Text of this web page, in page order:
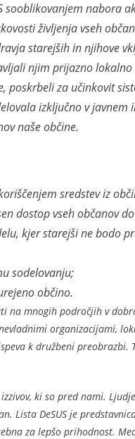
sooblikovanjem nabora
življenja vseh
starejših in njihove
njim prijazno
poskrbeli za učinkovit
izključno v javnem
naše občine.
sredstev iz
dostop vseh občanov
kjer starejši ne bodo
sodelovanju;
občino.
na mnogih področjih v
organizacijami,
k družbeni preobrazbi.
ki so pred nami.
Lista DeSUS je
za lepšo prihodnost.